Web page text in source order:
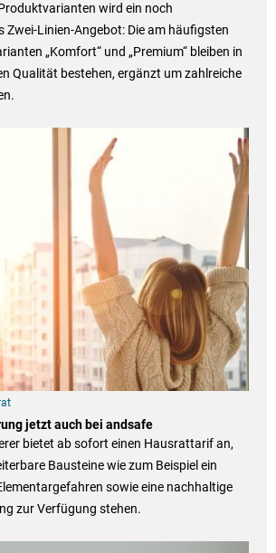
wird ein noch
Zwei-Linien-Angebot: Die am häufigsten
„Komfort“ und „Premium“ bleiben in
Qualität bestehen, ergänzt um zahlreiche
jetzt auch bei andsafe
bietet ab sofort einen Hausrattarif an,
Bausteine wie zum Beispiel ein
sowie eine nachhaltige
zur Verfügung stehen.